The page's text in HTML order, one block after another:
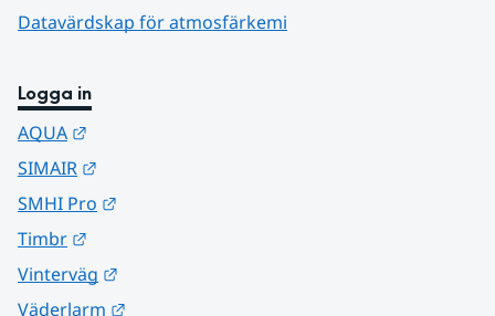
Datavärdskap för atmosfärkemi
Logga in
AQUA
SIMAIR
SMHI Pro
Timbr
Vinterväg
Väderlarm